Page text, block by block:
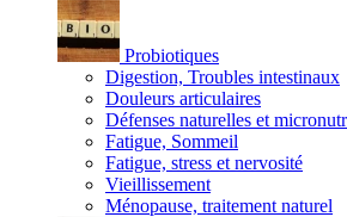
Probiotiques
Digestion, Troubles intestinaux
Douleurs articulaires
Défenses naturelles et
Fatigue, Sommeil
Fatigue, stress et nervosité
Vieillissement
Ménopause, traitement naturel